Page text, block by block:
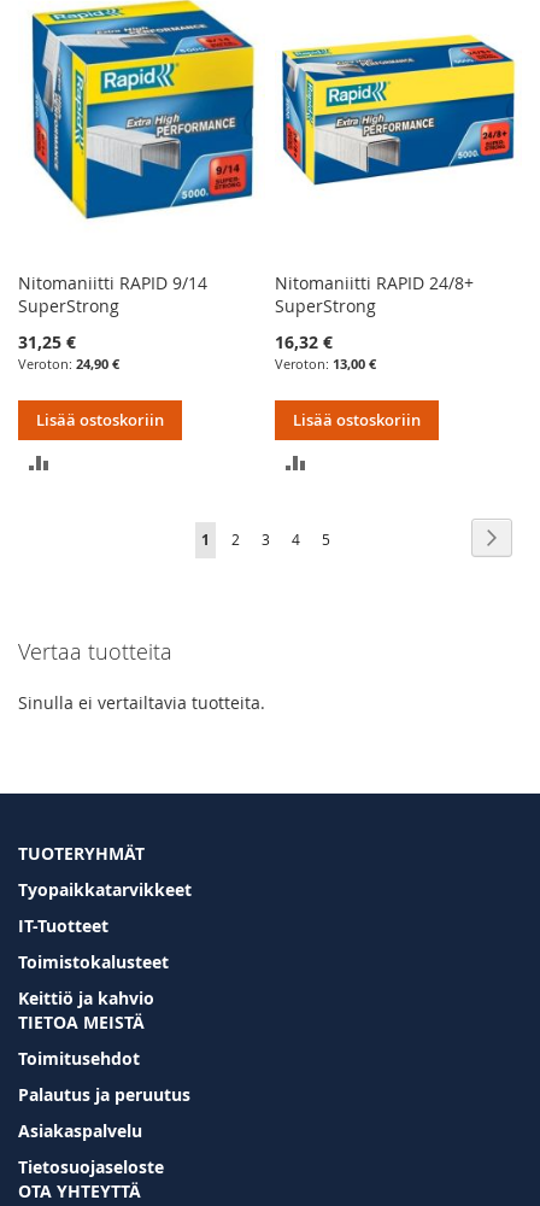
Nitomaniitti RAPID 9/14
SuperStrong
31,25 €
24,90 €
Lisää ostoskoriin
Nitomaniitti RAPID 24/8+
SuperStrong
16,32 €
13,00 €
Lisää ostoskoriin
Sivu
You're
1 Sivu
2 Sivu
3 Sivu
4 Sivu
5
Vertaa tuotteita
Sinulla ei vertailtavia tuotteita.
TUOTERYHMÄT
Tyopaikkatarvikkeet
IT-Tuotteet
Toimistokalusteet
Keittiö ja kahvio
TIETOA MEISTÄ
Toimitusehdot
Palautus ja peruutus
Asiakaspalvelu
Tietosuojaseloste
OTA YHTEYTTÄ